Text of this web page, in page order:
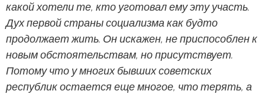
какой хотели те, кто уготовал ему эту участь.
Дух первой страны социализма как будто
продолжает жить. Он искажен, не приспособлен к
новым обстоятельствам, но присутствует.
Потому что у многих бывших советских
республик остается еще многое, что терять, а